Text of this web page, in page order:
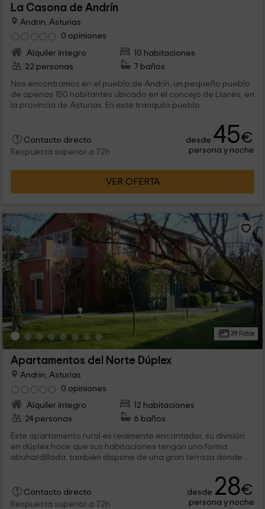
La Casona de Andrín
Andrin, Asturias
0 opiniones
Alquiler íntegro
10 habitaciones
22 personas
7 baños
Nos encontramos en el pueblo de Andrín, un pequeño pueblo
de apenas 150 habitantes ubicado en el concejo de Llanes, en
la provincia de Asturias. En este tranquilo pueblo...
Contacto directo
Respuesta superior a 72h
desde 45€
persona y noche
VER OFERTA
39 Fotos
Apartamentos del Norte Dúplex
Andrin, Asturias
0 opiniones
Alquiler íntegro
12 habitaciones
24 personas
6 baños
Este apartamento rural es realmente encantador, su división
en dúplex hace que sus habitaciones tengan una forma
abuhardillada, también dispone de una gran terraza donde...
Contacto directo
Respuesta superior a 72h
desde 28€
persona y noche